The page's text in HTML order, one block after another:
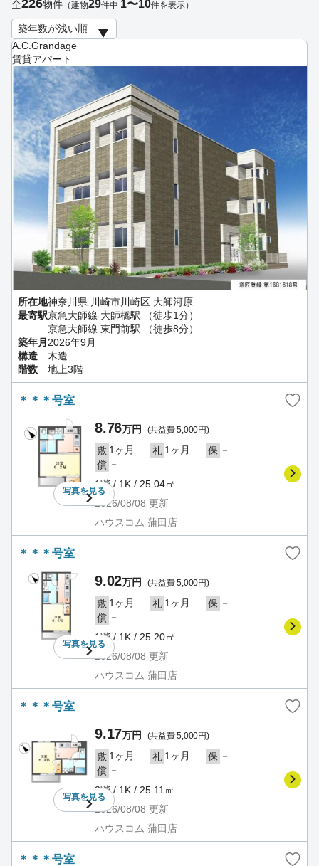
A.C.Grandage
賃貸アパート
所在地神奈川県 川崎市川崎区 大師河原
最寄駅京急大師線 大師橋駅 （徒歩1分）
京急大師線 東門前駅 （徒歩8分）
築年月 2026年9月
構造
木造
階数
地上3階
＊＊＊号室
写真を見る
8.76万円 (共益費 5,000円)
敷 1ヶ月 礼 1ヶ月 保 －
償 －
1階 / 1K / 25.04㎡
2026/08/08 更新
ハウスコム 蒲田店
＊＊＊号室
写真を見る
9.02万円 (共益費 5,000円)
敷 1ヶ月 礼 1ヶ月 保 －
償 －
1階 / 1K / 25.20㎡
2026/08/08 更新
ハウスコム 蒲田店
＊＊＊号室
写真を見る
9.17万円 (共益費 5,000円)
敷 1ヶ月 礼 1ヶ月 保 －
償 －
2階 / 1K / 25.11㎡
2026/08/08 更新
ハウスコム 蒲田店
＊＊＊号室
全226物件 （建物29件中 1〜10件を表示）